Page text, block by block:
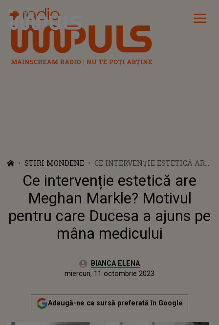
Radio Impuls
STIRI MONDENE
CE INTERVENȚIE ESTETICĂ ARE
MEGHAN MARKLE? MOTIVUL
PENTRU CARE DUCESA A
AJUNS PE MÂNA MEDICULUI
Ce intervenție estetică are
Meghan Markle? Motivul
pentru care Ducesa a ajuns pe
mâna medicului
Autor:BIANCA ELENA
marți, 11 octombrie 2022
Actualizat:
miercuri, 11 octombrie 2023
Adaugă-ne ca sursă preferată în Google